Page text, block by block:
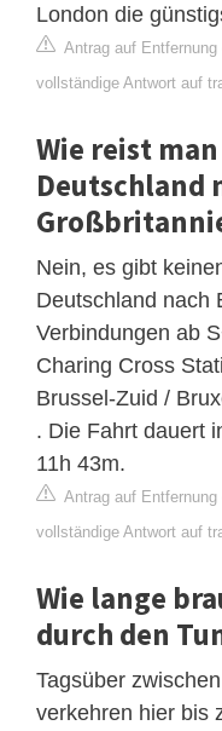
London die
Antrag auf Entfernung
vollständige Antwort auf
Wie reist
Deutschland
Nein, es gibt
Deutschland nach
Verbindungen ab
Charing Cross
Brussel-Zuid /
. Die Fahrt dauert
11h 43m.
Antrag auf Entfernung
vollständige Antwort auf
Wie lange
durch den
Tagsüber
verkehren hier bis